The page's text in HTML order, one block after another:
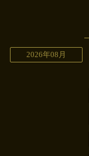
2026年08月